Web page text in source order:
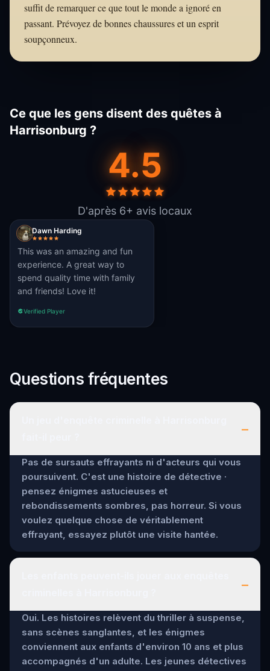
suffit de remarquer ce que tout le monde a ignoré en
passant. Prévoyez de bonnes chaussures et un esprit
soupçonneux.
Ce que les gens disent des quêtes à
Harrisonburg ?
4.5
D'après 6+ avis locaux
Dawn Harding
This was an amazing and fun
experience. A great way to
spend quality time with family
and friends! Love it!
Verified Player
Questions fréquentes
–
Pas de sursauts effrayants ni d'acteurs qui vous
poursuivent. C'est une histoire de détective ·
pensez énigmes astucieuses et
rebondissements sombres, pas horreur. Si vous
voulez quelque chose de véritablement
effrayant, essayez plutôt une visite hantée.
–
Oui. Les histoires relèvent du thriller à suspense,
sans scènes sanglantes, et les énigmes
conviennent aux enfants d'environ 10 ans et plus
accompagnés d'un adulte. Les jeunes détectives